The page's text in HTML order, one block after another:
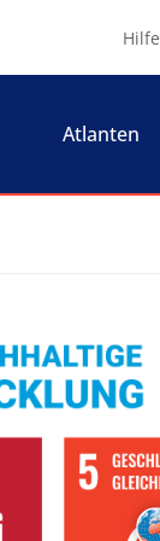
Hilfe
Atlanten